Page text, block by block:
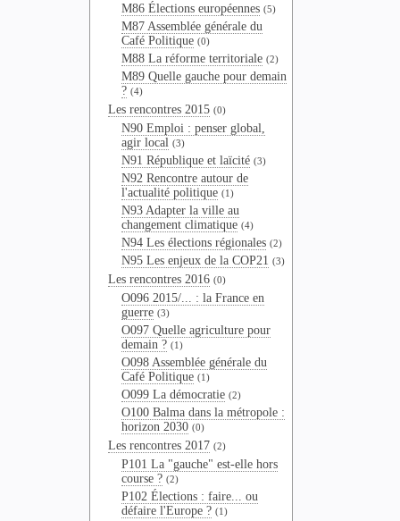
M86 Élections européennes (5)
M87 Assemblée générale du
Café Politique (0)
M88 La réforme territoriale (2)
M89 Quelle gauche pour demain
? (4)
Les rencontres 2015 (0)
N90 Emploi : penser global,
agir local (3)
N91 République et laïcité (3)
N92 Rencontre autour de
l'actualité politique (1)
N93 Adapter la ville au
changement climatique (4)
N94 Les élections régionales (2)
N95 Les enjeux de la COP21 (3)
Les rencontres 2016 (0)
O096 2015/... : la France en
guerre (3)
O097 Quelle agriculture pour
demain ? (1)
O098 Assemblée générale du
Café Politique (1)
O099 La démocratie (2)
O100 Balma dans la métropole :
horizon 2030 (0)
Les rencontres 2017 (2)
P101 La "gauche" est-elle hors
course ? (2)
P102 Élections : faire... ou
défaire l'Europe ? (1)